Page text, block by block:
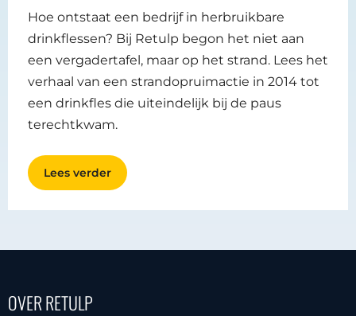
Hoe ontstaat een bedrijf in herbruikbare
drinkflessen? Bij Retulp begon het niet aan
een vergadertafel, maar op het strand. Lees het
verhaal van een strandopruimactie in 2014 tot
een drinkfles die uiteindelijk bij de paus
terechtkwam.
Lees verder
OVER RETULP